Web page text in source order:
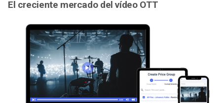
El creciente mercado del vídeo OTT